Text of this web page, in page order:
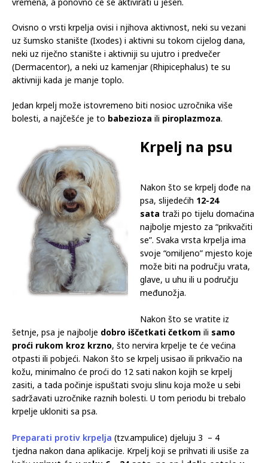
Ovisno o vrsti krpelja ovisi i njihova aktivnost, neki su vezani
uz šumsko stanište (Ixodes) i aktivni su tokom cijelog dana,
neki uz riječno stanište i aktivniji su ujutro i predvečer
(Dermacentor), a neki uz kamenjar (Rhipicephalus) te su
aktivniji kada je manje toplo.
Jedan krpelj može istovremeno biti nosioc uzročnika više
bolesti, a najčešće je to babezioza ili piroplazmoza.
Krpelj na psu
Nakon što se krpelj dođe na
psa, slijedećih 12-24
sata traži po tijelu domaćina
najbolje mjesto za “prikvačiti
se”. Svaka vrsta krpelja ima
svoje “omiljeno” mjesto koje
može biti na području vrata,
glave, u uhu ili u području
međunožja.
Nakon što se vratite iz
šetnje, psa je najbolje dobro iščetkati četkom ili samo
proći rukom kroz krzno, što nervira krpelje te će većina
otpasti ili pobjeći. Nakon što se krpelj usisao ili prikvačio na
kožu, minimalno će proći do 12 sati nakon kojih se krpelj
zasiti, a tada počinje ispuštati svoju slinu koja može u sebi
sadržavati uzročnike raznih bolesti. U tom periodu bi trebalo
krpelje ukloniti sa psa.
Preparati protiv krpelja (tzv.ampulice) djeluju 3 – 4
tjedna nakon dana aplikacije. Krpelj koji se prihvati ili usiše za